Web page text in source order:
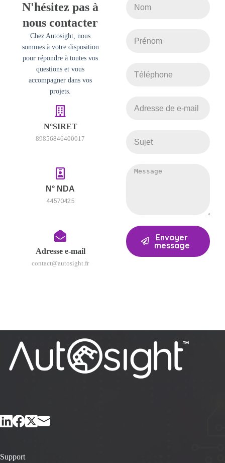
N'hésitez pas à
nous contacter
Chez Autosight, nous
sommes à votre disposition
pour répondre à toutes vos
questions et vous
accompagner dans vos
projets.
N°SIRET
89856846400017
N° NDA
44570425
Adresse e-mail
contact@autosight.fr
Envoyer
message
Support